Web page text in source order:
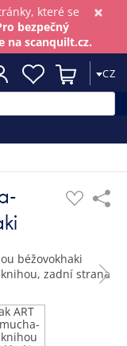
×
které se
bezpečný
na scanquilt.cz.
CZ